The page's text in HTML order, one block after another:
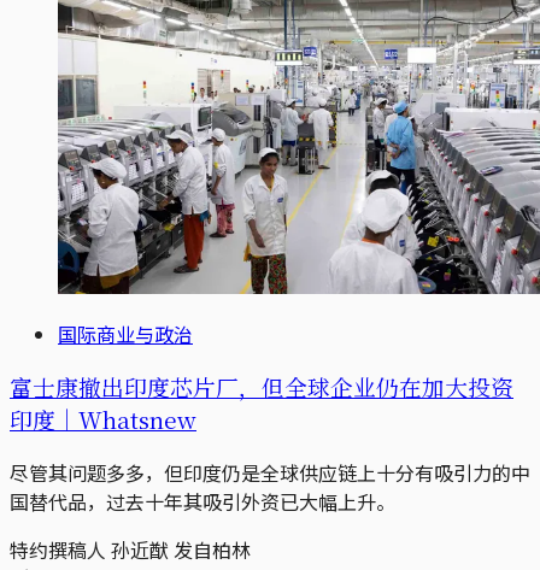
国际商业与政治
富士康撤出印度芯片厂，但全球企业仍在加大投资
印度｜Whatsnew
尽管其问题多多，但印度仍是全球供应链上十分有吸引力的中
国替代品，过去十年其吸引外资已大幅上升。
特约撰稿人 孙近猷 发自柏林